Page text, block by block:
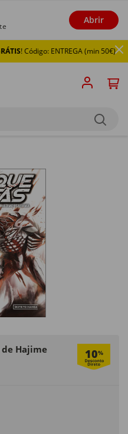
Abrir
! Código: ENTREGA (min 50€)
Hajime
10%